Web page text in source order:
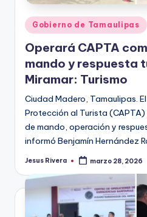
Publicado
en
Gobierno de Tamaulipas
Operará CAPTA
mando y respuesta
Miramar: Turismo
Ciudad Madero, Tamaulipas.
Protección al Turista
de mando, operación y
informó Benjamín Hernández
Publicado
Jesus Rivera marzo 28, 2026